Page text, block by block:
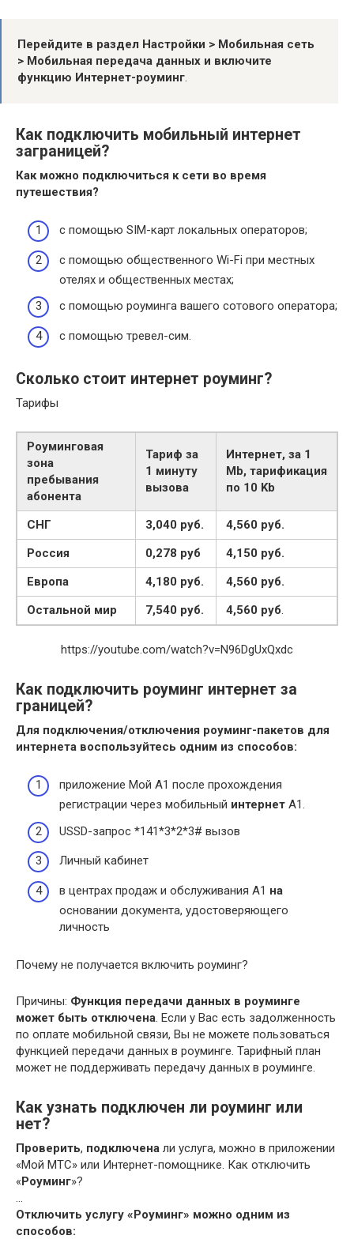
Перейдите в раздел Настройки > Мобильная сеть
> Мобильная передача данных и включите
функцию Интернет-роуминг.
Как подключить мобильный интернет
заграницей?
Как можно подключиться к сети во время
путешествия?
с помощью SIM-карт локальных операторов;
с помощью общественного Wi-Fi при местных
отелях и общественных местах;
с помощью роуминга вашего сотового оператора;
с помощью тревел-сим.
Сколько стоит интернет роуминг?
Тарифы
Роуминговая
зона
пребывания
абонента
Тариф за
1 минуту
вызова
Интернет, за 1
Mb, тарификация
по 10 Kb
СНГ 3,040 руб.
4,560 руб.
Россия
0,278 руб
4,150 руб.
Европа
4,180 руб.
4,560 руб.
Остальной мир
7,540 руб. 4,560 руб.
https://youtube.com/watch?v=N96DgUxQxdc
Как подключить роуминг интернет за
границей?
Для подключения/отключения роуминг-пакетов для
интернета воспользуйтесь одним из способов:
приложение Мой А1 после прохождения
регистрации через мобильный интернет A1.
USSD-запрос *141*3*2*3# вызов
Личный кабинет
в центрах продаж и обслуживания A1 на
основании документа, удостоверяющего
личность
Почему не получается включить роуминг?
Причины: Функция передачи данных в роуминге
может быть отключена. Если у Вас есть задолженность
по оплате мобильной связи, Вы не можете пользоваться
функцией передачи данных в роуминге. Тарифный план
может не поддерживать передачу данных в роуминге.
Как узнать подключен ли роуминг или
нет?
Проверить, подключена ли услуга, можно в приложении
«Мой МТС» или Интернет-помощнике. Как отключить
«Роуминг»?
…
Отключить услугу «Роуминг» можно одним из
способов: